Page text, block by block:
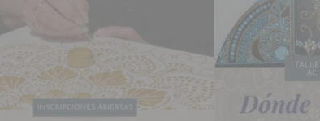
de las Urbanizaciones de Ciudad Quesada 2026
ROJALES
de sus Fiestas Patronales en honor a la Virgen de la Salud y San
de la ORA en Orihuela ‘sin mejoras ni bonificaciones’